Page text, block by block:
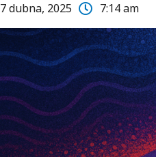
7 dubna, 2025 7:14 am